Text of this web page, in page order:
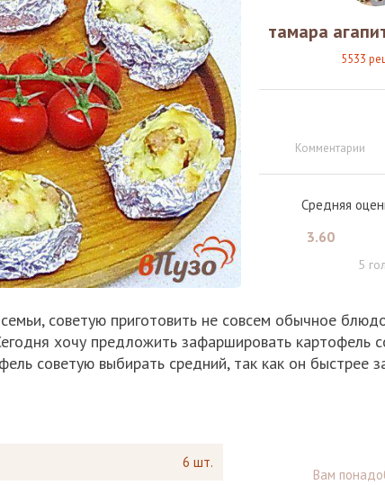
тамара
5533
Комментарии
Средняя
3.60
5
советую приготовить не совсем обычное
хочу предложить зафаршировать картофель
советую выбирать средний, так как он быстрее
6 шт.
Вам